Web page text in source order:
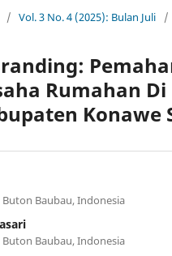
/ Vol. 3 No. 4 (2025): Bulan Juli /
Rumahan
Konawe
Baubau, Indonesia
Baubau, Indonesia